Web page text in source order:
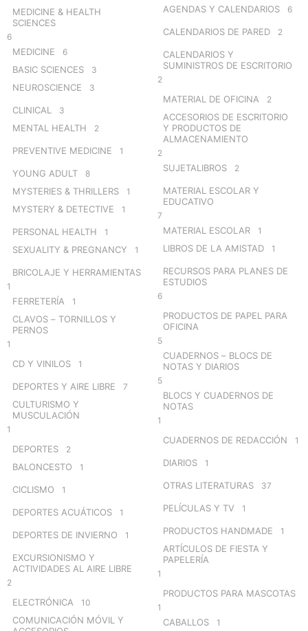
MEDICINE & HEALTH
SCIENCES
6
MEDICINE 6
BASIC SCIENCES 3
NEUROSCIENCE 3
CLINICAL 3
MENTAL HEALTH 2
PREVENTIVE MEDICINE 1
YOUNG ADULT 8
MYSTERIES & THRILLERS 1
MYSTERY & DETECTIVE 1
PERSONAL HEALTH 1
SEXUALITY & PREGNANCY 1
BRICOLAJE Y HERRAMIENTAS
1
FERRETERÍA 1
CLAVOS – TORNILLOS Y
PERNOS
1
CD Y VINILOS 1
DEPORTES Y AIRE LIBRE 7
CULTURISMO Y
MUSCULACIÓN
1
DEPORTES 2
BALONCESTO 1
CICLISMO 1
DEPORTES ACUÁTICOS 1
DEPORTES DE INVIERNO 1
EXCURSIONISMO Y
ACTIVIDADES AL AIRE LIBRE
2
ELECTRÓNICA 10
COMUNICACIÓN MÓVIL Y
AGENDAS Y CALENDARIOS 6
CALENDARIOS DE PARED 2
CALENDARIOS Y
SUMINISTROS DE ESCRITORIO
2
MATERIAL DE OFICINA 2
ACCESORIOS DE ESCRITORIO
Y PRODUCTOS DE
ALMACENAMIENTO
2
SUJETALIBROS 2
MATERIAL ESCOLAR Y
EDUCATIVO
7
MATERIAL ESCOLAR 1
LIBROS DE LA AMISTAD 1
RECURSOS PARA PLANES DE
ESTUDIOS
6
PRODUCTOS DE PAPEL PARA
OFICINA
5
CUADERNOS – BLOCS DE
NOTAS Y DIARIOS
5
BLOCS Y CUADERNOS DE
NOTAS
1
CUADERNOS DE REDACCIÓN 1
DIARIOS 1
OTRAS LITERATURAS 37
PELÍCULAS Y TV 1
PRODUCTOS HANDMADE 1
ARTÍCULOS DE FIESTA Y
PAPELERÍA
1
PRODUCTOS PARA MASCOTAS
1
CABALLOS 1